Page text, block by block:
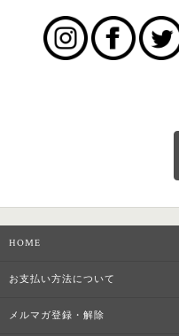
HOME
お支払い方法について
メルマガ登録・解除